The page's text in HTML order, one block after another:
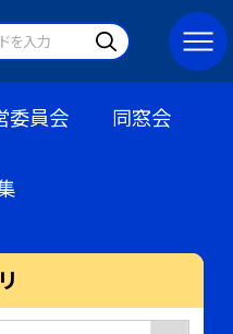
委員会 同窓会